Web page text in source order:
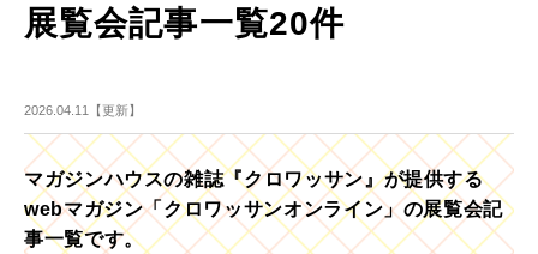
展覧会記事一覧20件
2026.04.11【更新】
マガジンハウスの雑誌『クロワッサン』が提供する
webマガジン「クロワッサンオンライン」の展覧会記
事一覧です。